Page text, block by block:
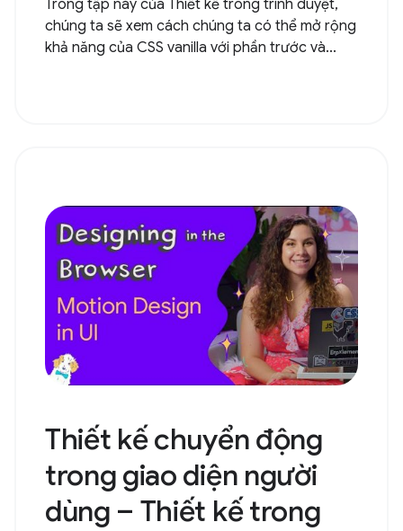
Trong tập này của Thiết kế trong trình duyệt,
chúng ta sẽ xem cách chúng ta có thể mở rộng
khả năng của CSS vanilla với phần trước và...
Thiết kế chuyển động
trong giao diện người
dùng – Thiết kế trong